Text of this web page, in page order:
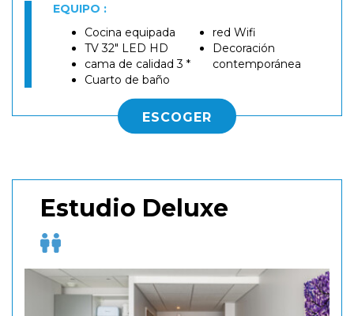
EQUIPO :
Cocina equipada
TV 32" LED HD
cama de calidad 3 *
Cuarto de baño
red Wifi
Decoración
contemporánea
ESCOGER
Estudio Deluxe